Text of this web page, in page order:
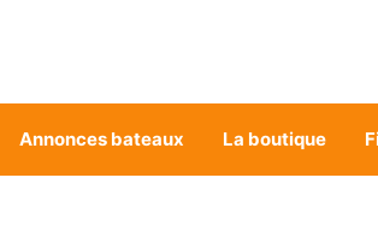
Annonces bateaux La boutique